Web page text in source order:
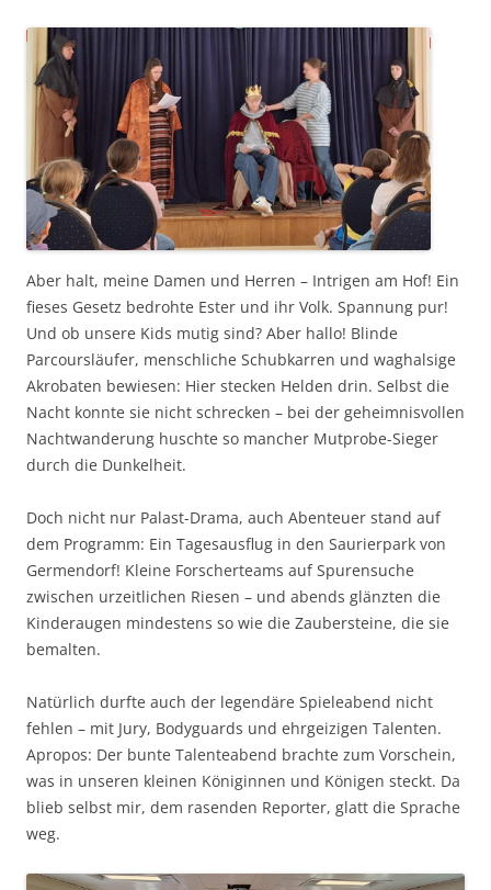
Aber halt, meine Damen und Herren – Intrigen am Hof! Ein
fieses Gesetz bedrohte Ester und ihr Volk. Spannung pur!
Und ob unsere Kids mutig sind? Aber hallo! Blinde
Parcoursläufer, menschliche Schubkarren und waghalsige
Akrobaten bewiesen: Hier stecken Helden drin. Selbst die
Nacht konnte sie nicht schrecken – bei der geheimnisvollen
Nachtwanderung huschte so mancher Mutprobe-Sieger
durch die Dunkelheit.
Doch nicht nur Palast-Drama, auch Abenteuer stand auf
dem Programm: Ein Tagesausflug in den Saurierpark von
Germendorf! Kleine Forscherteams auf Spurensuche
zwischen urzeitlichen Riesen – und abends glänzten die
Kinderaugen mindestens so wie die Zaubersteine, die sie
bemalten.
Natürlich durfte auch der legendäre Spieleabend nicht
fehlen – mit Jury, Bodyguards und ehrgeizigen Talenten.
Apropos: Der bunte Talenteabend brachte zum Vorschein,
was in unseren kleinen Königinnen und Königen steckt. Da
blieb selbst mir, dem rasenden Reporter, glatt die Sprache
weg.